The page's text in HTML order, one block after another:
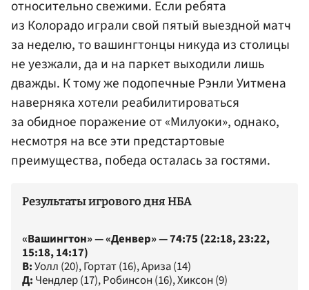
относительно свежими. Если ребята
из Колорадо играли свой пятый выездной матч
за неделю, то вашингтонцы никуда из столицы
не уезжали, да и на паркет выходили лишь
дважды. К тому же подопечные Рэнли Уитмена
наверняка хотели реабилитироваться
за обидное поражение от «Милуоки», однако,
несмотря на все эти предстартовые
преимущества, победа осталась за гостями.
Результаты игрового дня НБА
«Вашингтон» — «Денвер» — 74:75 (22:18, 23:22,
15:18, 14:17)
В:Уолл (20), Гортат (16), Ариза (14)
Д: Чендлер (17), Робинсон (16), Хиксон (9)